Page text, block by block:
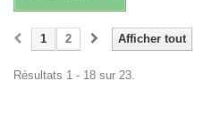
Afficher tout
1 2
Résultats 1 - 18 sur 23.